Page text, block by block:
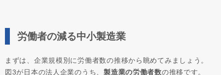
労働者の減る中小製造業
まずは、企業規模別に労働者数の推移から眺めてみましょう。
図3が日本の法人企業のうち、製造業の労働者数の推移です。